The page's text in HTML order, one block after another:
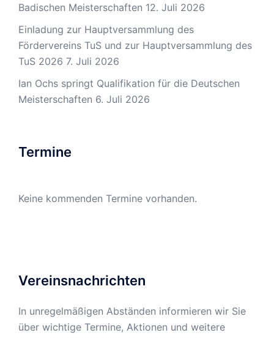
Badischen Meisterschaften 12. Juli 2026
Einladung zur Hauptversammlung des
Fördervereins TuS und zur Hauptversammlung des
TuS 2026 7. Juli 2026
Ian Ochs springt Qualifikation für die Deutschen
Meisterschaften 6. Juli 2026
Termine
Keine kommenden Termine vorhanden.
Vereinsnachrichten
In unregelmäßigen Abständen informieren wir Sie
über wichtige Termine, Aktionen und weitere